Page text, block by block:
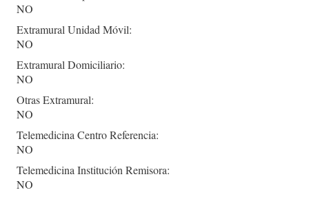
NO
Extramural Unidad Móvil:
NO
Extramural Domiciliario:
NO
Otras Extramural:
NO
Telemedicina Centro Referencia:
NO
Telemedicina Institución Remisora:
NO